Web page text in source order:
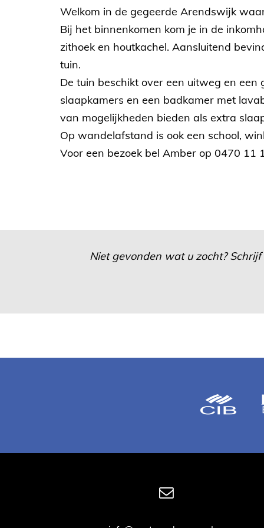
Welkom in de gegeerde Arendswijk
Bij het binnenkomen kom je in de
zithoek en houtkachel. Aansluitend
tuin.
De tuin beschikt over een uitweg en
slaapkamers en een badkamer met
van mogelijkheden bieden als extra
Op wandelafstand is ook een school,
Voor een bezoek bel Amber op 0470 11
Niet gevonden wat u zocht?